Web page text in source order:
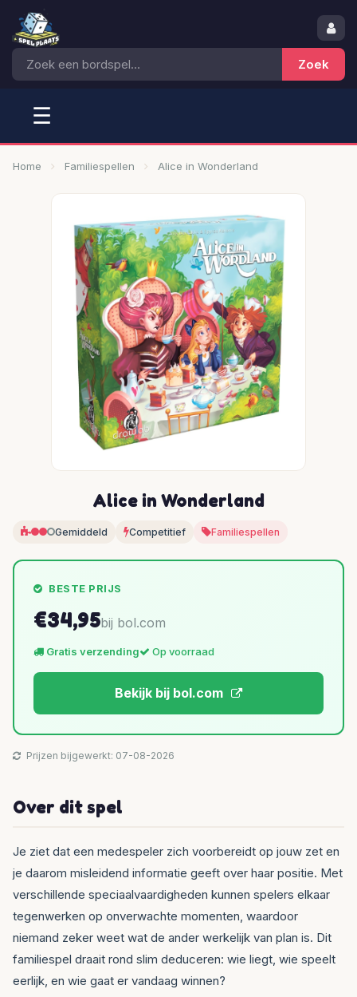
☰
Home Familiespellen Alice in Wonderland
Alice in Wonderland
Gemiddeld Competitief Familiespellen
BESTE PRIJS
€34,95bij bol.com
Gratis verzending Op voorraad
Bekijk bij bol.com
Prijzen bijgewerkt: 07-08-2026
Over dit spel
Je ziet dat een medespeler zich voorbereidt op jouw zet en
je daarom misleidend informatie geeft over haar positie. Met
verschillende speciaalvaardigheden kunnen spelers elkaar
tegenwerken op onverwachte momenten, waardoor
niemand zeker weet wat de ander werkelijk van plan is. Dit
familiespel draait rond slim deduceren: wie liegt, wie speelt
eerlijk, en wie gaat er vandaag winnen?